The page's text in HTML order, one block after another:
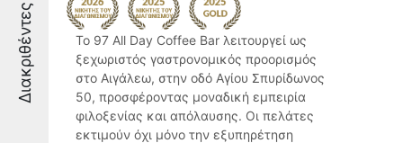
Διακριθέντες
Το 97 All Day Coffee Bar λειτουργεί ως
ξεχωριστός γαστρονομικός προορισμός
στο Αιγάλεω, στην οδό Αγίου Σπυρίδωνος
50, προσφέροντας μοναδική εμπειρία
φιλοξενίας και απόλαυσης. Οι πελάτες
εκτιμούν όχι μόνο την εξυπηρέτηση